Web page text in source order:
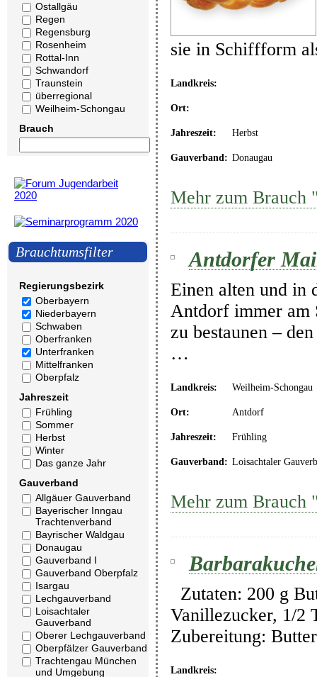
Ostallgäu
Regen
Regensburg
Rosenheim
Rottal-Inn
Schwandorf
Traunstein
überregional
Weilheim-Schongau
Brauch
Brauchtumsfilter
Regierungsbezirk
Oberbayern
Niederbayern
Schwaben
Oberfranken
Unterfranken
Mittelfranken
Oberpfalz
Jahreszeit
Frühling
Sommer
Herbst
Winter
Das ganze Jahr
Gauverband
Allgäuer Gauverband
Bayerischer Inngau
Trachtenverband
Bayrischer Waldgau
Donaugau
Gauverband I
Gauverband Oberpfalz
Isargau
Lechgauverband
Loisachtaler
Gauverband
Oberer Lechgauverband
Oberpfälzer Gauverband
Trachtengau München
und Umgebung
sie in Schiffform
Landkreis:
Ort:
Jahreszeit: Herbst
Gauverband: Donaugau
Mehr zum Brauch
Antdorfer
Einen alten und in
Antdorf immer am
zu bestaunen –
…
Landkreis: Weilheim-Schongau
Ort: Antdorf
Jahreszeit: Frühling
Gauverband: Loisachtaler
Mehr zum
Zutaten: 200 g
Vanillezucker, 1/2
Zubereitung:
Landkreis: